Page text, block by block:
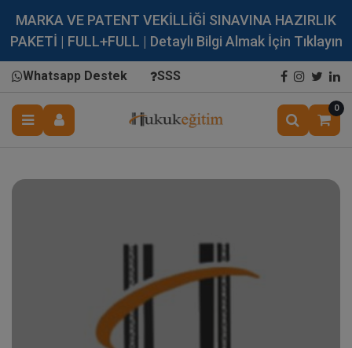
MARKA VE PATENT VEKİLLİĞİ SINAVINA HAZIRLIK
PAKETİ | FULL+FULL | Detaylı Bilgi Almak İçin Tıklayın
Whatsapp Destek SSS
0